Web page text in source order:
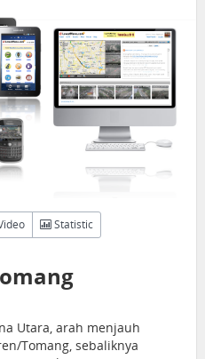
Statistic
Utara, arah menjauh
Tomang, sebaliknya